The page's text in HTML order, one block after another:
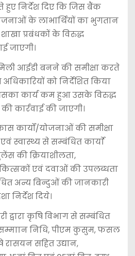
हुए निर्देश दिए कि जिस बैंक
के लाभार्थियों का भुगतान
प्रबंधकों के विरुद्ध
जाएगी।
आईडी बनने की समीक्षा करते
को निर्देशित किया
कार्य कम हुआ उसके विरुद्ध
कार्रवाई की जाएगी।
कार्यों/योजनाओं की समीक्षा
स्वास्थ्य से सम्बंधित कार्याे
की क्रियाशीलता,
एवं दवाओं की उपलब्धता
अन्य बिन्दुओं की जानकारी
निर्देश दिये।
द्वारा कृषि विभाग से सम्बंधित
सम्माान निधि, पीएम कुसुम, फसल
सहित उद्यान,